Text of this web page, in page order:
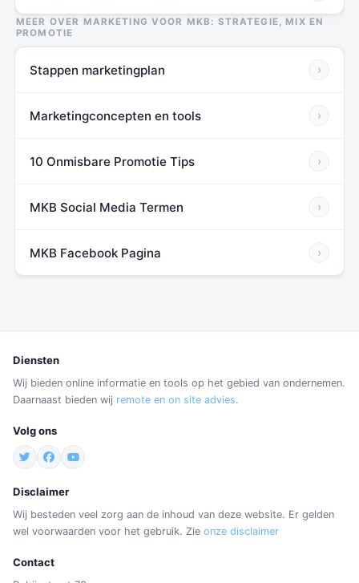
MEER OVER MARKETING VOOR MKB: STRATEGIE, MIX EN
PROMOTIE
Stappen marketingplan ›
Marketingconcepten en tools ›
10 Onmisbare Promotie Tips ›
MKB Social Media Termen ›
MKB Facebook Pagina ›
Diensten
Wij bieden online informatie en tools op het gebied van ondernemen.
Daarnaast bieden wij remote en on site advies.
Volg ons
Disclaimer
Wij besteden veel zorg aan de inhoud van deze website. Er gelden
wel voorwaarden voor het gebruik. Zie onze disclaimer
Contact